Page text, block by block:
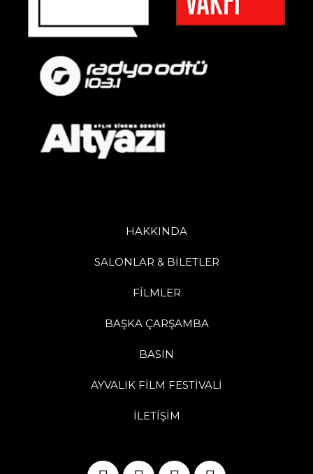
HAKKINDA
SALONLAR & BİLETLER
FİLMLER
BAŞKA ÇARŞAMBA
BASIN
AYVALIK FİLM FESTİVALİ
İLETİŞİM